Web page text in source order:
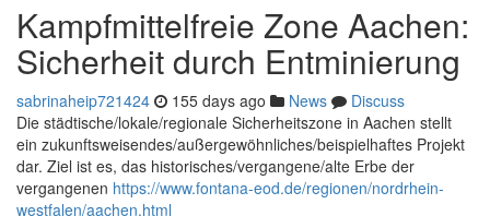
Kampfmittelfreie Zone Aachen:
Sicherheit durch Entminierung
sabrinaheip721424 155 days ago News
Discuss
Die städtische/lokale/regionale Sicherheitszone in Aachen stellt
ein zukunftsweisendes/außergewöhnliches/beispielhaftes Projekt
dar. Ziel ist es, das historisches/vergangene/alte Erbe der
vergangenen https://www.fontana-eod.de/regionen/nordrhein-
westfalen/aachen.html